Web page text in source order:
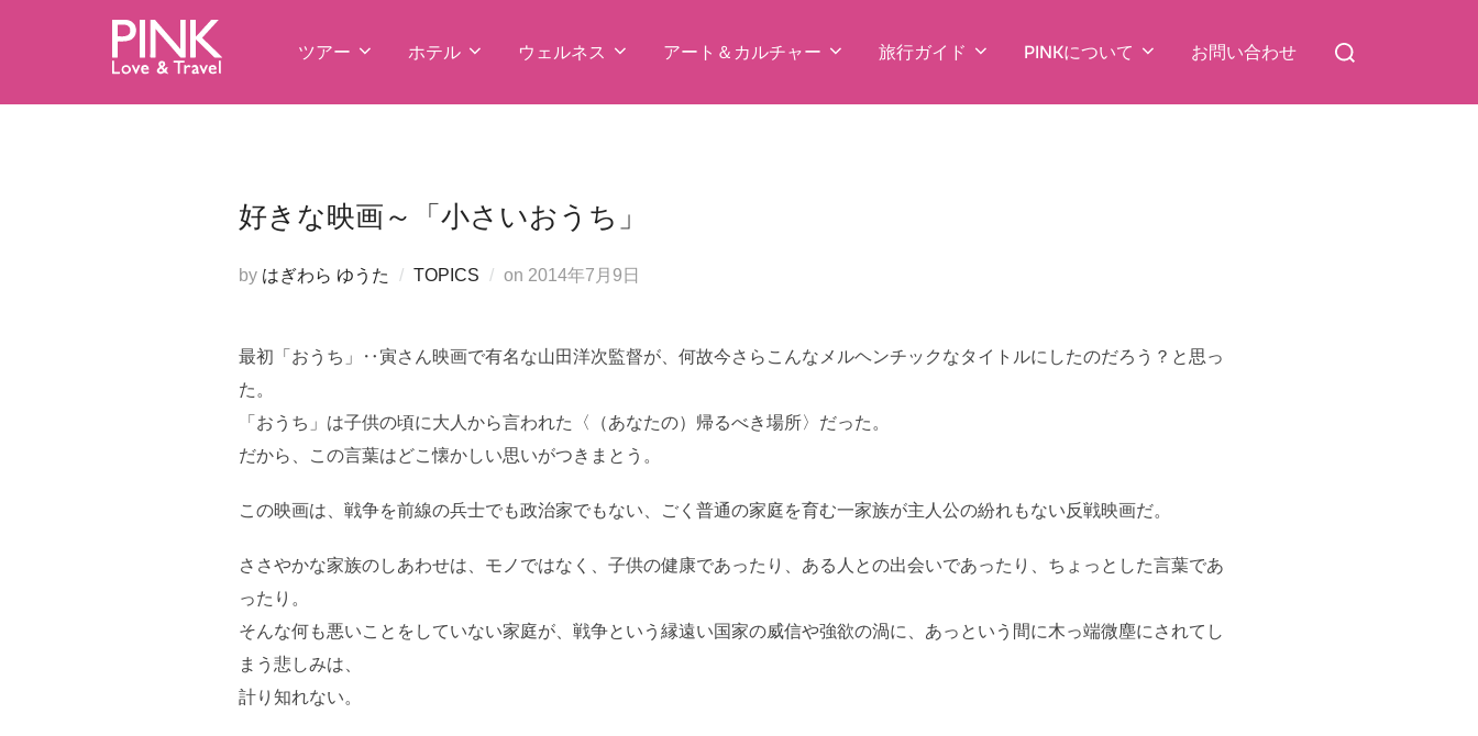
ン
ツアー ホテル ウェルネス アート＆カルチャー 旅行ガイド PINKについて お問い合わせ
対
好きな映画～「小さいおうち」
by はぎわら ゆうた TOPICS on 投
2014年7月9日
最初「おうち」‥寅さん映画で有名な山田洋次監督が、何故今さらこんなメルヘンチックなタイトルにしたのだろう？と思っ
た。
「おうち」は子供の頃に大人から言われた〈（あなたの）帰るべき場所〉だった。
だから、この言葉はどこ懐かしい思いがつきまとう。
この映画は、戦争を前線の兵士でも政治家でもない、ごく普通の家庭を育む一家族が主人公の紛れもない反戦映画だ。
ささやかな家族のしあわせは、モノではなく、子供の健康であったり、ある人との出会いであったり、ちょっとした言葉であ
ったり。
そんな何も悪いことをしていない家庭が、戦争という縁遠い国家の威信や強欲の渦に、あっという間に木っ端微塵にされてし
まう悲しみは、
計り知れない。